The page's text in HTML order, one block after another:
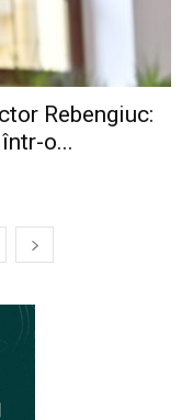
Rebengiuc:
o...